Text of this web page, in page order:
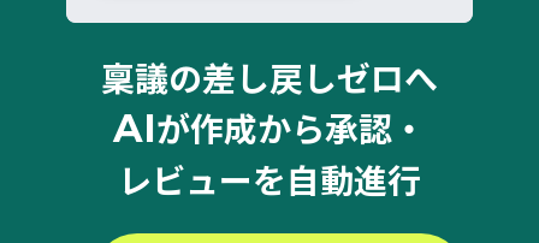
稟議の差し戻しゼロへ
AIが作成から承認・
レビューを自動進行